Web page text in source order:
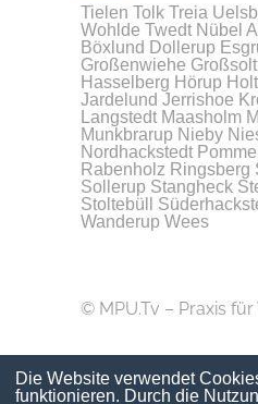
Die Website verwendet
funktionieren. Durch die
Tielen Tolk Treia
Wohlde Twedt Nübel
Böxlund Dollerup
Großenwiehe Großsolt
Hasselberg Hörup Holt
Jardelund Jerrishoe
Langstedt Maasholm
Munkbrarup Nieby
Nordhackstedt
Rabenholz Ringsberg
Sollerup Stangheck
Stoltebüll
Wanderup Wees
© MPU.Tv – Praxis